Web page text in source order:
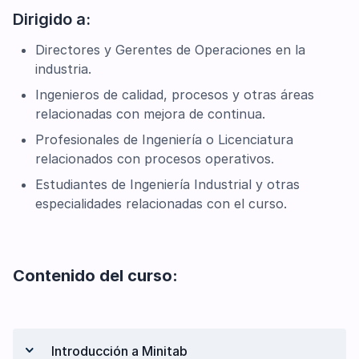
Dirigido a:
Directores y Gerentes de Operaciones en la
industria.
Ingenieros de calidad, procesos y otras áreas
relacionadas con mejora de continua.
Profesionales de Ingeniería o Licenciatura
relacionados con procesos operativos.
Estudiantes de Ingeniería Industrial y otras
especialidades relacionadas con el curso.
Contenido del curso:
Introducción a Minitab